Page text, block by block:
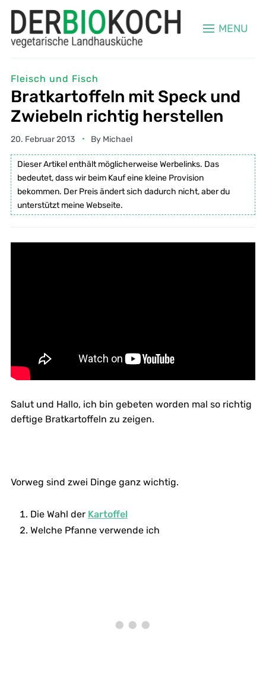
MENU
Fleisch und Fisch
Bratkartoffeln mit Speck und
Zwiebeln richtig herstellen
20. Februar 2013 By Michael
Dieser Artikel enthält möglicherweise Werbelinks. Das
bedeutet, dass wir beim Kauf eine kleine Provision
bekommen. Der Preis ändert sich dadurch nicht, aber du
unterstützt meine Webseite.
Salut und Hallo, ich bin gebeten worden mal so richtig
deftige Bratkartoffeln zu zeigen.
Vorweg sind zwei Dinge ganz wichtig.
Die Wahl der Kartoffel
Welche Pfanne verwende ich